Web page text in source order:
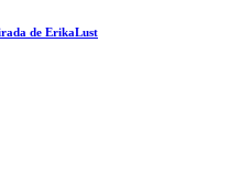
de ErikaLust